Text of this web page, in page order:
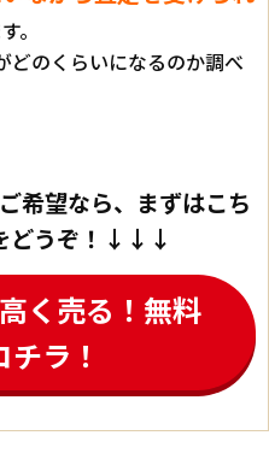
。
どのくらいになるのか調べ
望なら、まずはこち
どうぞ！↓↓↓
く売る！無料
ラ！